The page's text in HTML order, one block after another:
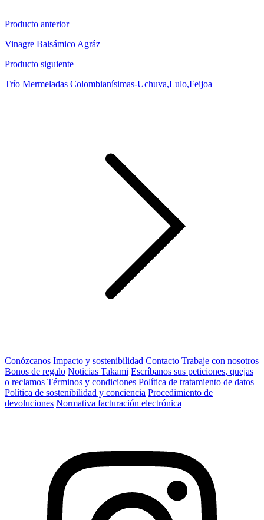
Producto anterior
Vinagre Balsámico Agráz
Producto siguiente
Trío Mermeladas Colombianísimas-Uchuva,Lulo,Feijoa
Conózcanos Impacto y sostenibilidad Contacto Trabaje con nosotros
Bonos de regalo Noticias Takami Escríbanos sus peticiones, quejas
o reclamos Términos y condiciones Política de tratamiento de datos
Política de sostenibilidad y conciencia Procedimiento de
devoluciones Normativa facturación electrónica